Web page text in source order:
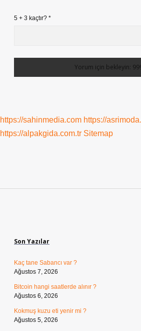
5 + 3 kaçtır? *
https://sahinmedia.com https://
https://alpakgida.com.tr Sitemap
Son Yazılar
Kaç tane Sabancı var ?
Ağustos 7, 2026
Bitcoin hangi saatlerde alınır ?
Ağustos 6, 2026
Kokmuş kuzu eti yenir mi ?
Ağustos 5, 2026